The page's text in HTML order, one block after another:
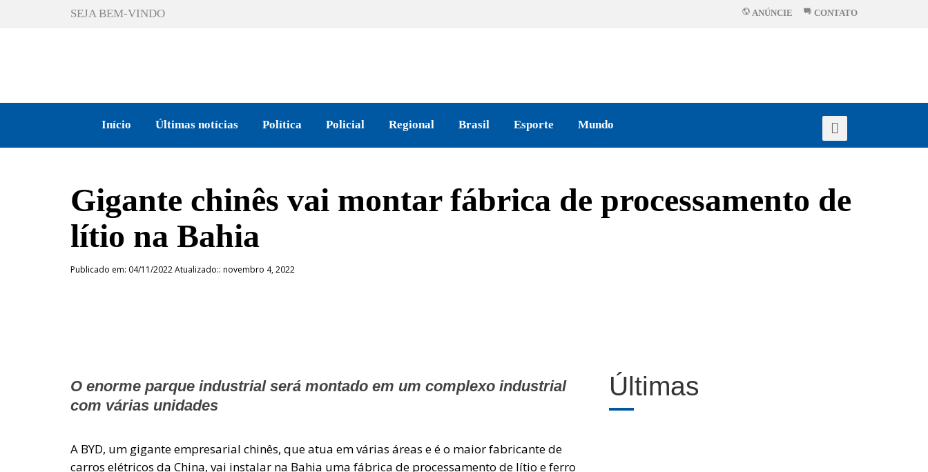
SEJA BEM-VINDO ANÚNCIE CONTATO
Início Últimas notícias Política Policial Regional Brasil Esporte Mundo
Gigante chinês vai montar fábrica de processamento de
lítio na Bahia
Publicado em: 04/11/2022 Atualizado:: novembro 4, 2022
O enorme parque industrial será montado em um complexo industrial
com várias unidades
A BYD, um gigante empresarial chinês, que atua em várias áreas e é o maior fabricante de
carros elétricos da China, vai instalar na Bahia uma fábrica de processamento de lítio e ferro
Últimas